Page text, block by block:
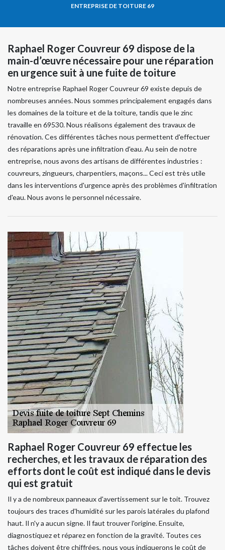
ENTREPRISE DE TOITURE 69
Raphael Roger Couvreur 69 dispose de la
main-d’œuvre nécessaire pour une réparation
en urgence suit à une fuite de toiture
Notre entreprise Raphael Roger Couvreur 69 existe depuis de
nombreuses années. Nous sommes principalement engagés dans
les domaines de la toiture et de la toiture, tandis que le zinc
travaille en 69530. Nous réalisons également des travaux de
rénovation. Ces différentes tâches nous permettent d'effectuer
des réparations après une infiltration d'eau. Au sein de notre
entreprise, nous avons des artisans de différentes industries :
couvreurs, zingueurs, charpentiers, maçons... Ceci est très utile
dans les interventions d'urgence après des problèmes d'infiltration
d'eau. Nous avons le personnel nécessaire.
Raphael Roger Couvreur 69 effectue les
recherches, et les travaux de réparation des
efforts dont le coût est indiqué dans le devis
qui est gratuit
Il y a de nombreux panneaux d'avertissement sur le toit. Trouvez
toujours des traces d'humidité sur les parois latérales du plafond
haut. Il n'y a aucun signe. Il faut trouver l'origine. Ensuite,
diagnostiquez et réparez en fonction de la gravité. Toutes ces
tâches doivent être chiffrées, nous vous indiquerons le coût de